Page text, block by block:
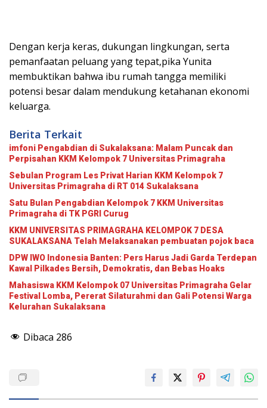
Dengan kerja keras, dukungan lingkungan, serta
pemanfaatan peluang yang tepat,pika Yunita
membuktikan bahwa ibu rumah tangga memiliki
potensi besar dalam mendukung ketahanan ekonomi
keluarga.
Berita Terkait
imfoni Pengabdian di Sukalaksana: Malam Puncak dan
Perpisahan KKM Kelompok 7 Universitas Primagraha
Sebulan Program Les Privat Harian KKM Kelompok 7
Universitas Primagraha di RT 014 Sukalaksana
Satu Bulan Pengabdian Kelompok 7 KKM Universitas
Primagraha di TK PGRI Curug
KKM UNIVERSITAS PRIMAGRAHA KELOMPOK 7 DESA
SUKALAKSANA Telah Melaksanakan pembuatan pojok baca
DPW IWO Indonesia Banten: Pers Harus Jadi Garda Terdepan
Kawal Pilkades Bersih, Demokratis, dan Bebas Hoaks
Mahasiswa KKM Kelompok 07 Universitas Primagraha Gelar
Festival Lomba, Pererat Silaturahmi dan Gali Potensi Warga
Kelurahan Sukalaksana
Dibaca 286